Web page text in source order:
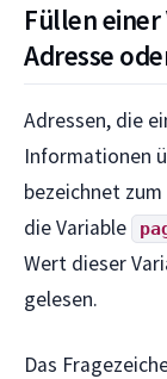
Füllen einer
Adresse
Adressen, die
Informationen
bezeichnet
die Variable
Wert dieser
gelesen.
Das